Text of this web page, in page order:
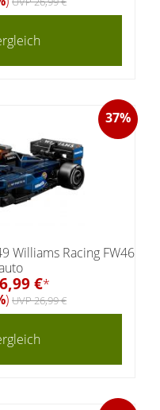
37%
Williams Racing FW46
€*
) UVP 26,99 €